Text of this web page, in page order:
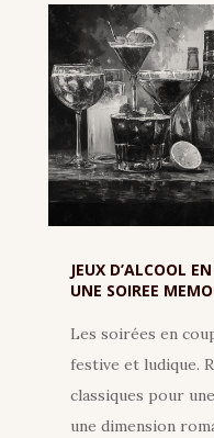
JEUX D’ALCOOL
UNE SOIREE
Les soirées en
festive et ludique.
classiques pour
une dimension